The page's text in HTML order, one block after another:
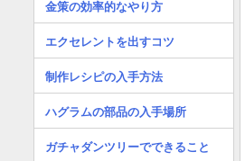
金策の効率的なやり方
エクセレントを出すコツ
制作レシピの入手方法
ハグラムの部品の入手場所
ガチャダンツリーでできること